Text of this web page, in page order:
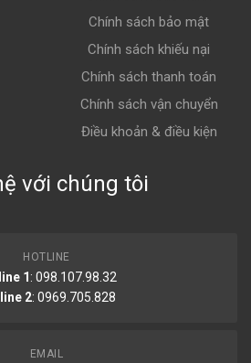
Chính sách bảo mật
Chính sách khiếu nại
Chính sách thanh toán
Chính sách vận chuyển
Điều khoản & điều kiện
với chúng tôi
HOTLINE
1 : 098.107.98.32
2: 0969.705.828
EMAIL